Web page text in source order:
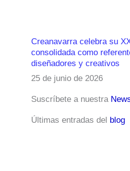
Creanavarra celebra su
consolidada como
diseñadores y creativos
25 de junio de 2026
Suscríbete a nuestra
Últimas entradas del blog